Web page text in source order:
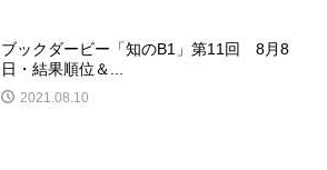
ブックダービー「知のB1」第11回 8月8
日・結果順位＆...
2021.08.10